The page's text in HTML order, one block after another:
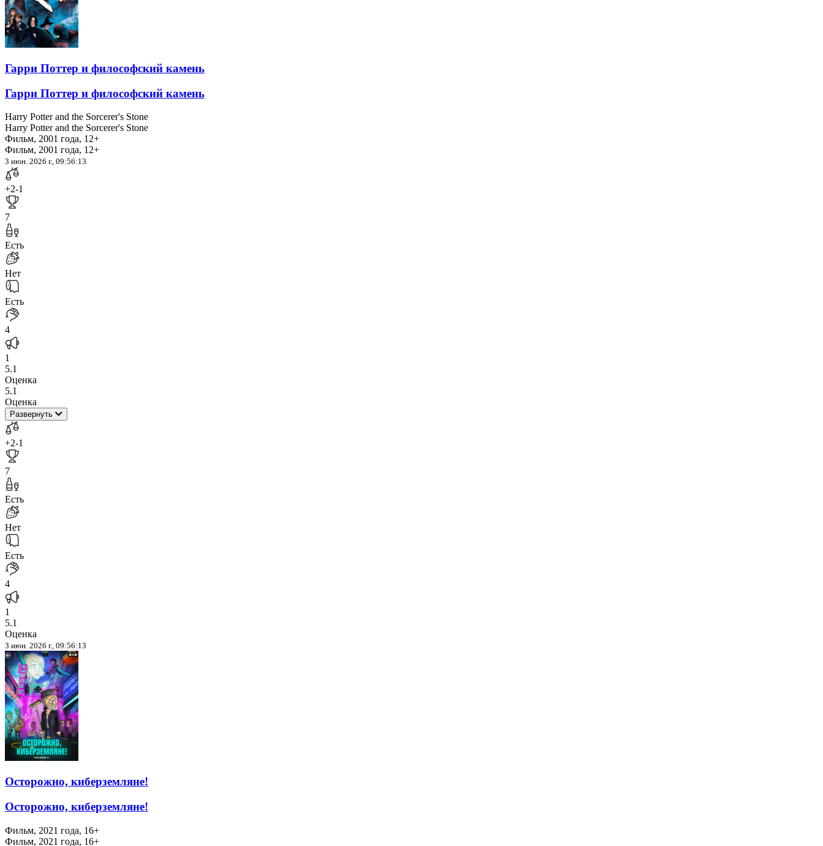
Гарри Поттер и философский камень
Гарри Поттер и философский камень
Harry Potter and the Sorcerer's Stone
Harry Potter and the Sorcerer's Stone
Фильм, 2001 года, 12+
Фильм, 2001 года, 12+
3 июн. 2026 г., 09:56:13
+2-1
7
Есть
Нет
Есть
4
1
5.1
Оценка
5.1
Оценка
Развернуть
+2-1
7
Есть
Нет
Есть
4
1
5.1
Оценка
3 июн. 2026 г., 09:56:13
Осторожно, киберземляне!
Осторожно, киберземляне!
Фильм, 2021 года, 16+
Фильм, 2021 года, 16+